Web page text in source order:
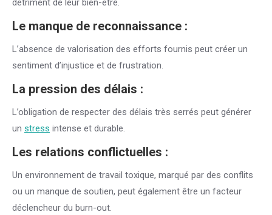
détriment de leur bien-être.
Le manque de reconnaissance :
L’absence de valorisation des efforts fournis peut créer un
sentiment d’injustice et de frustration.
La pression des délais :
L’obligation de respecter des délais très serrés peut générer
un stress intense et durable.
Les relations conflictuelles :
Un environnement de travail toxique, marqué par des conflits
ou un manque de soutien, peut également être un facteur
déclencheur du burn-out.